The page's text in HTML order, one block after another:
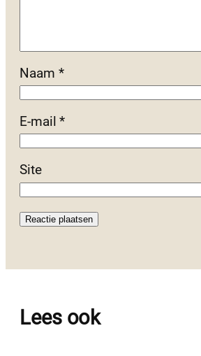
Naam *
E-mail*
Site
Lees ook